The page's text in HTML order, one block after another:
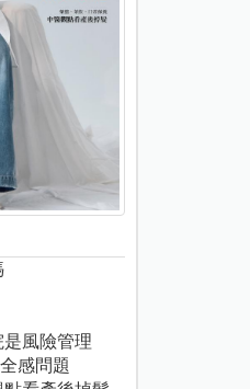
風險管理
感問題